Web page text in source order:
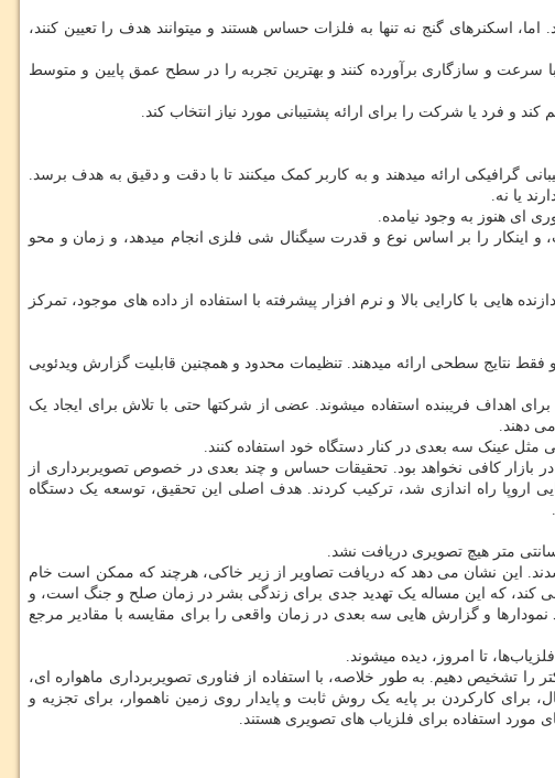
اما، اسکنرهای گنج نه تنها به فلزات حساس هستند و میتوانند هدف را تعیین کنند،
سرعت و سازگاری برآورده کنند و بهترین تجربه را در سطح عمق پایین و متوسط
و فرد یا شرکت را برای ارائه پشتیبانی مورد نیاز انتخاب کند.
گرافیکی ارائه میدهند و به کاربر کمک میکنند تا با دقت و دقیق به هدف برسد.
یا نه.
ای هنوز به وجود نیامده.
و اینکار را بر اساس نوع و قدرت سیگنال شی فلزی انجام میدهد، و زمان و محو
هایی با کارایی بالا و نرم افزار پیشرفته با استفاده از داده های موجود، تمرکز
نتایج سطحی ارائه میدهند. تنظیمات محدود و همچنین قابلیت گزارش ویدئویی
برای اهداف فریبنده استفاده میشوند. عضی از شرکتها حتی با تلاش برای ایجاد یک
می دهند.
مثل عینک سه بعدی در کنار دستگاه خود استفاده کنند.
بازار کافی نخواهد بود. تحقیقات حساس و چند بعدی در خصوص تصویربرداری از
را به عنوان بخشی از پروژه “هاپ” که در سال 1999 توسط مرکز مطالعات فضایی اروپا راه اندازی شد، ترکیب کردند. هدف اصلی این تحقیق، توسعه یک دستگاه
فقط در شرایط خاص؛ سپس بعد از عمق 2-4 سانتی متر دوباره “مشکوک” شدند. این نشان می دهد که دریافت تصاویر از زیر خاکی، هرچند که ممکن است خام
نمی کند، که این مساله یک تهدید جدی برای زندگی بشر در زمان صلح و جنگ است، و
و گزارش هایی سه بعدی در زمان واقعی را برای مقایسه با مقادیر مرجع
قریبا غیرممکن است که اشیای کوچکتر را تشخیص دهیم. به طور خلاصه، با استفاده از فناوری تصویربرداری ماهواره ای،
کارکردن بر پایه یک روش ثابت و پایدار روی زمین ناهموار، برای تجزیه و
مورد استفاده برای فلزیاب های تصویری هستند.